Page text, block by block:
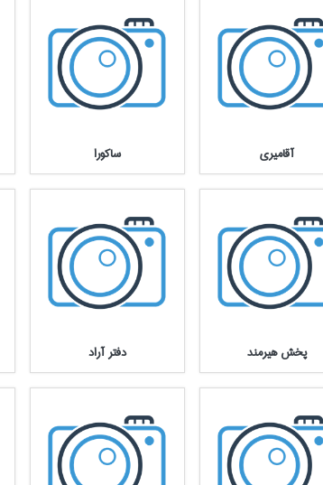
آقاميري ساكورا
پخش هيرمند دفتر آراد